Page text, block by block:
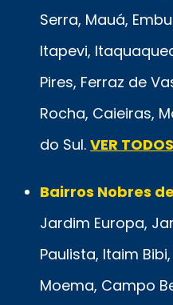
Serra, Mauá,
Itapevi,
Pires, Ferraz de
Rocha, Caieiras,
do Sul. VER TODOS
Bairros Nobres
Jardim Europa,
Paulista, Itaim
Moema, Campo